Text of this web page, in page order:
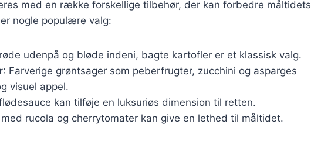
med en række forskellige tilbehør, der kan forbedre måltidets
nogle populære valg:
udenpå og bløde indeni, bagte kartofler er et klassisk valg.
: Farverige grøntsager som peberfrugter, zucchini og asparges
visuel appel.
kan tilføje en luksuriøs dimension til retten.
rucola og cherrytomater kan give en lethed til måltidet.